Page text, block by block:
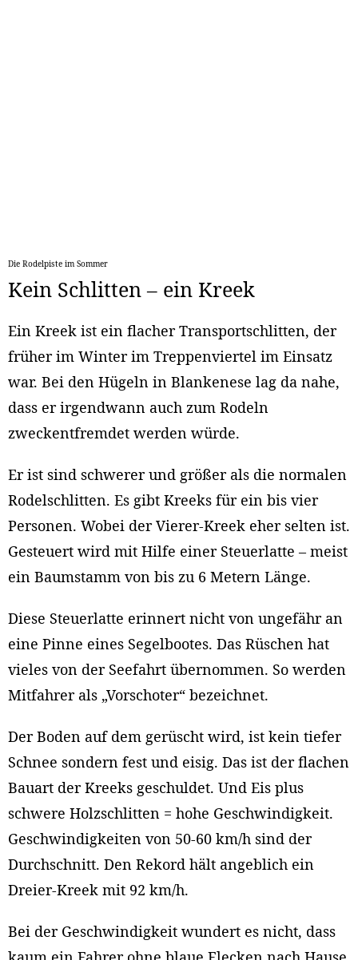
Die Rodelpiste im Sommer
Kein Schlitten – ein Kreek
Ein Kreek ist ein flacher Transportschlitten, der
früher im Winter im Treppenviertel im Einsatz
war. Bei den Hügeln in Blankenese lag da nahe,
dass er irgendwann auch zum Rodeln
zweckentfremdet werden würde.
Er ist sind schwerer und größer als die normalen
Rodelschlitten. Es gibt Kreeks für ein bis vier
Personen. Wobei der Vierer-Kreek eher selten ist.
Gesteuert wird mit Hilfe einer Steuerlatte – meist
ein Baumstamm von bis zu 6 Metern Länge.
Diese Steuerlatte erinnert nicht von ungefähr an
eine Pinne eines Segelbootes. Das Rüschen hat
vieles von der Seefahrt übernommen. So werden
Mitfahrer als „Vorschoter“ bezeichnet.
Der Boden auf dem gerüscht wird, ist kein tiefer
Schnee sondern fest und eisig. Das ist der flachen
Bauart der Kreeks geschuldet. Und Eis plus
schwere Holzschlitten = hohe Geschwindigkeit.
Geschwindigkeiten von 50-60 km/h sind der
Durchschnitt. Den Rekord hält angeblich ein
Dreier-Kreek mit 92 km/h.
Bei der Geschwindigkeit wundert es nicht, dass